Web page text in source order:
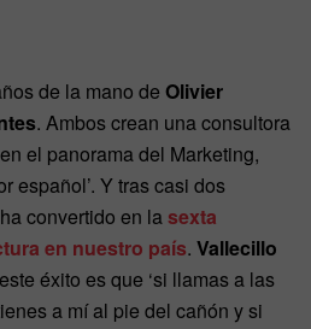
de la mano de Olivier
. Ambos crean una consultora
el panorama del Marketing,
español’. Y tras casi dos
convertido en lasexta
en nuestro país. Vallecillo
éxito es que ‘si llamas a las
a mí al pie del cañón y si